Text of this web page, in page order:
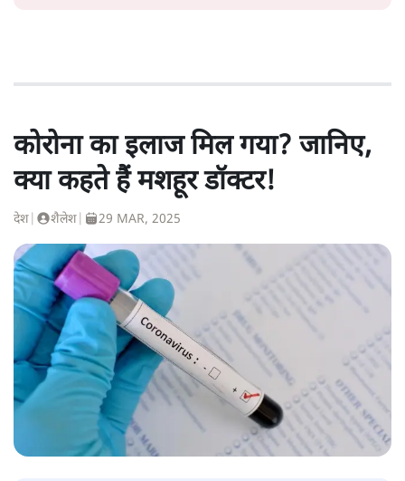
कोरोना का इलाज मिल गया? जानिए,
क्या कहते हैं मशहूर डॉक्टर!
देश शैलेश 29 MAR, 2025